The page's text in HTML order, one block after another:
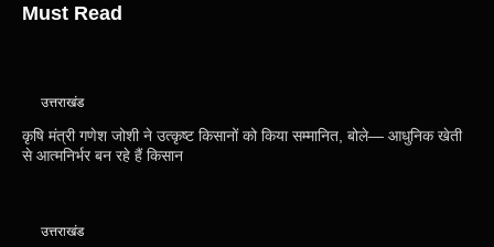
Must Read
उत्तराखंड
कृषि मंत्री गणेश जोशी ने उत्कृष्ट किसानों को किया सम्मानित, बोले— आधुनिक खेती
से आत्मनिर्भर बन रहे हैं किसान
उत्तराखंड